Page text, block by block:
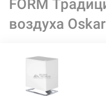
FORM
воздуха